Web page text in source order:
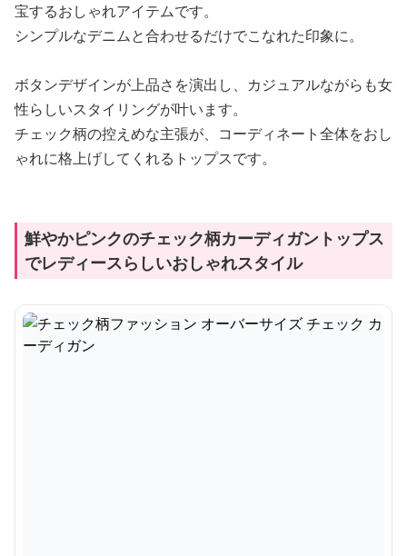
宝するおしゃれアイテムです。
シンプルなデニムと合わせるだけでこなれた印象に。
ボタンデザインが上品さを演出し、カジュアルながらも女
性らしいスタイリングが叶います。
チェック柄の控えめな主張が、コーディネート全体をおし
ゃれに格上げしてくれるトップスです。
鮮やかピンクのチェック柄カーディガントップス
でレディースらしいおしゃれスタイル